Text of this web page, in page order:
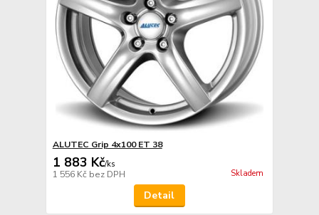
ALUTEC Grip 4x100 ET 38
1 883 Kč/ks
1 556 Kč bez DPH Skladem
Detail